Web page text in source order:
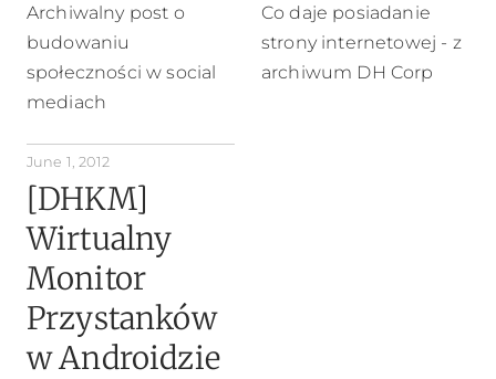
Archiwalny post o
budowaniu
społeczności w social
mediach
Co daje posiadanie
strony internetowej - z
archiwum DH Corp
June 1, 2012
[DHKM]
Wirtualny
Monitor
Przystanków
w Androidzie